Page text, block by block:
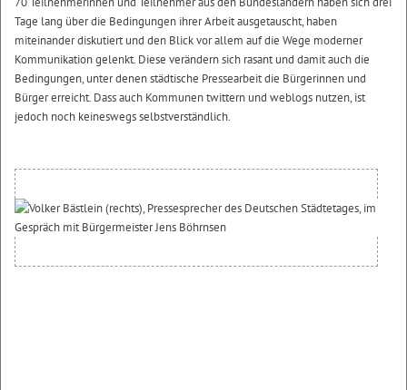
Tage lang über die Bedingungen ihrer Arbeit ausgetauscht, haben
miteinander diskutiert und den Blick vor allem auf die Wege moderner
Kommunikation gelenkt. Diese verändern sich rasant und damit auch die
Bedingungen, unter denen städtische Pressearbeit die Bürgerinnen und
Bürger erreicht. Dass auch Kommunen twittern und weblogs nutzen, ist
jedoch noch keineswegs selbstverständlich.